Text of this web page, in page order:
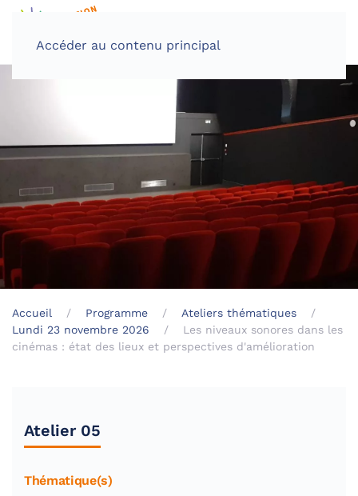
Accéder au contenu principal
Accueil Programme
Ateliers thématiques
Lundi 23 novembre 2026
Les niveaux sonores dans les
cinémas : état des lieux et perspectives d'amélioration
Atelier 05
Thématique(s)